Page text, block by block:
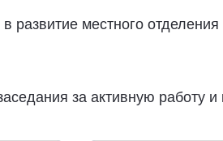
местного
за активную работу и